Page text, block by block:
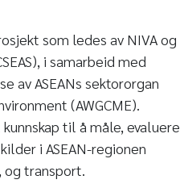
som ledes av NIVA og
i samarbeid med
av ASEANs sektororgan
(AWGCME).
til å måle, evaluere
i ASEAN-regionen
og transport.